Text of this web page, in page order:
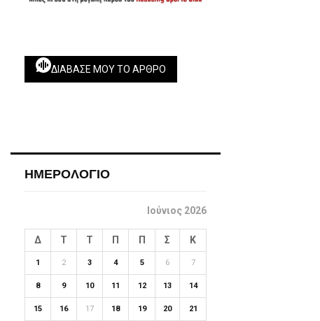
ΔΙΆΒΑΣΕ ΜΟΥ ΤΟ ΆΡΘΡΟ
ΗΜΕΡΟΛΟΓΙΟ
Ιούνιος 2026
Δ Τ Τ Π Π Σ Κ
1 2 3 4 5 6 7
8 9 10 11 12 13 14
15 16 17 18 19 20 21